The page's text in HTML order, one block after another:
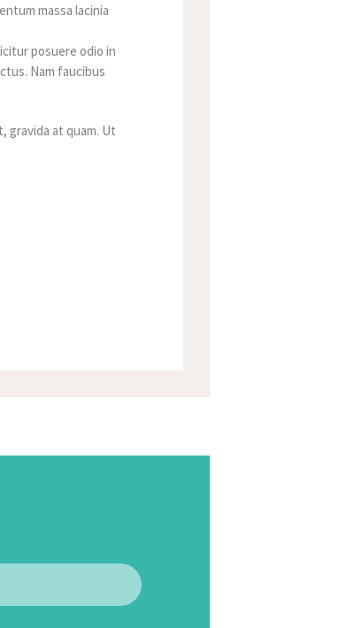
massa lacinia
posuere odio in
Nam faucibus
gravida at quam. Ut